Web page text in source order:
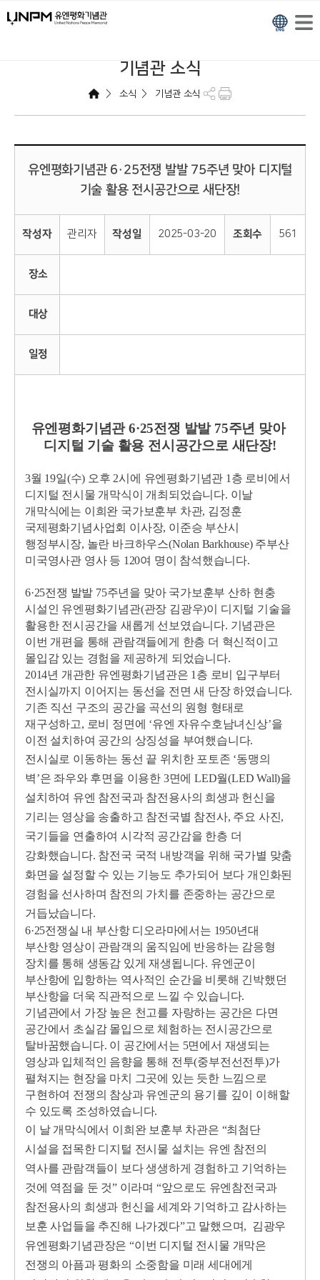
기념관 소식
> 소식 > 기념관 소식
유엔평화기념관 6·25전쟁 발발 75주년 맞아 디지털
기술 활용 전시공간으로 새단장!
작성자 관리자 작성일 2025-03-20 조회수 561
장소
대상
일정
유엔평화기념관 6·25전쟁 발발 75주년 맞아
디지털 기술 활용 전시공간으로 새단장!
3월 19일(수) 오후 2시에 유엔평화기념관 1층 로비에서
디지털 전시물 개막식이 개최되었습니다. 이날
개막식에는 이희완 국가보훈부 차관, 김정훈
국제평화기념사업회 이사장, 이준승 부산시
행정부시장, 놀란 바크하우스(Nolan Barkhouse) 주부산
미국영사관 영사 등 120여 명이 참석했습니다.
6·25전쟁 발발 75주년을 맞아 국가보훈부 산하 현충
시설인 유엔평화기념관(관장 김광우)이 디지털 기술을
활용한 전시공간을 새롭게 선보였습니다. 기념관은
이번 개편을 통해 관람객들에게 한층 더 혁신적이고
몰입감 있는 경험을 제공하게 되었습니다.
2014년 개관한 유엔평화기념관은 1층 로비 입구부터
전시실까지 이어지는 동선을 전면 새 단장 하였습니다.
기존 직선 구조의 공간을 곡선의 원형 형태로
재구성하고, 로비 정면에 ‘유엔 자유수호남녀신상’을
이전 설치하여 공간의 상징성을 부여했습니다.
전시실로 이동하는 동선 끝 위치한 포토존 ‘동맹의
벽’은 좌우와 후면을 이용한 3면에 LED월(LED Wall)을
설치하여 유엔 참전국과 참전용사의 희생과 헌신을
기리는 영상을 송출하고 참전국별 참전사, 주요 사진,
국기들을 연출하여 시각적 공간감을 한층 더
강화했습니다. 참전국 국적 내방객을 위해 국가별 맞춤
화면을 설정할 수 있는 기능도 추가되어 보다 개인화된
경험을 선사하며 참전의 가치를 존중하는 공간으로
거듭났습니다.
6·25전쟁실 내 부산항 디오라마에서는 1950년대
부산항 영상이 관람객의 움직임에 반응하는 감응형
장치를 통해 생동감 있게 재생됩니다. 유엔군이
부산항에 입항하는 역사적인 순간을 비롯해 긴박했던
부산항을 더욱 직관적으로 느낄 수 있습니다.
기념관에서 가장 높은 천고를 자랑하는 공간은 다면
공간에서 초실감 몰입으로 체험하는 전시공간으로
탈바꿈했습니다. 이 공간에서는 5면에서 재생되는
영상과 입체적인 음향을 통해 전투(중부전선전투)가
펼쳐지는 현장을 마치 그곳에 있는 듯한 느낌으로
구현하여 전쟁의 참상과 유엔군의 용기를 깊이 이해할
수 있도록 조성하였습니다.
이 날 개막식에서 이희완 보훈부 차관은 “최첨단
시설을 접목한 디지털 전시물 설치는 유엔 참전의
역사를 관람객들이 보다 생생하게 경험하고 기억하는
것에 역점을 둔 것” 이라며 “앞으로도 유엔참전국과
참전용사의 희생과 헌신을 세계와 기억하고 감사하는
보훈 사업들을 추진해 나가겠다”고 말했으며, 김광우
유엔평화기념관장은 “이번 디지털 전시물 개막은
전쟁의 아픔과 평화의 소중함을 미래 세대에게